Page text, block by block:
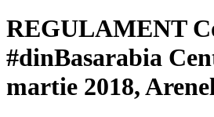
REGULAMENT
#dinBasarabia
martie 2018,